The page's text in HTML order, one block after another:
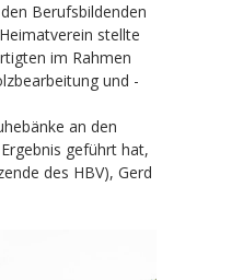
Berufsbildenden
stellte
im Rahmen
und -
an den
geführt hat,
des HBV), Gerd